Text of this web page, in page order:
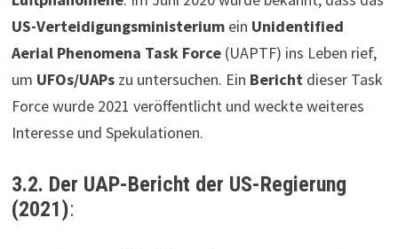
US-Verteidigungsministerium ein Unidentified
Aerial Phenomena Task Force (UAPTF) ins Leben rief,
um UFOs/UAPs zu untersuchen. Ein Bericht dieser Task
Force wurde 2021 veröffentlicht und weckte weiteres
Interesse und Spekulationen.
3.2. Der UAP-Bericht der US-Regierung
(2021):